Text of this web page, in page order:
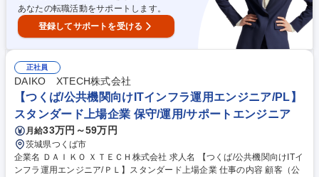
あなたの転職活動をサポートします。
登録してサポートを受ける
正社員
DAIKO XTECH株式会社
【つくば/公共機関向けITインフラ運用エンジニア/PL】
スタンダード上場企業 保守/運用/サポートエンジニア
月給33万円～59万円
茨城県つくば市
企業名 ＤＡＩＫＯ ＸＴＥＣＨ株式会社 求人名 【つくば/公共機関向けITイ
ンフラ運用エンジニア/ＰＬ】スタンダード上場企業 仕事の内容 顧客（公